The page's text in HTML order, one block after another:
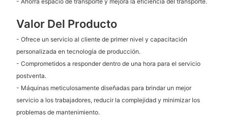
Valor Del Producto
- Ofrece un servicio al cliente de primer nivel y capacitación
personalizada en tecnología de producción.
- Comprometidos a responder dentro de una hora para el servicio
postventa.
- Máquinas meticulosamente diseñadas para brindar un mejor
servicio a los trabajadores, reducir la complejidad y minimizar los
problemas de mantenimiento.